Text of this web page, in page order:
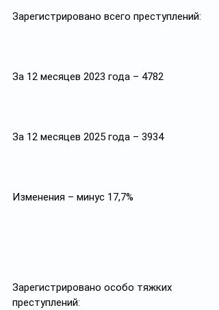
Зарегистрировано всего преступлений:
За 12 месяцев 2023 года – 4782
За 12 месяцев 2025 года – 3934
Изменения – минус 17,7%
Зарегистрировано особо тяжких
преступлений: